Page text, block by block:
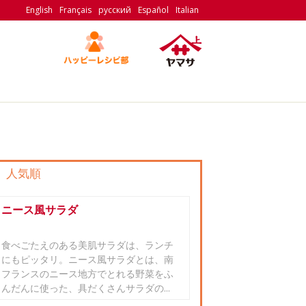
English Français русский Español Italian
人気順
ニース風サラダ
食べごたえのある美肌サラダは、ランチ
にもピッタリ。ニース風サラダとは、南
フランスのニース地方でとれる野菜をふ
んだんに使った、具だくさんサラダの...